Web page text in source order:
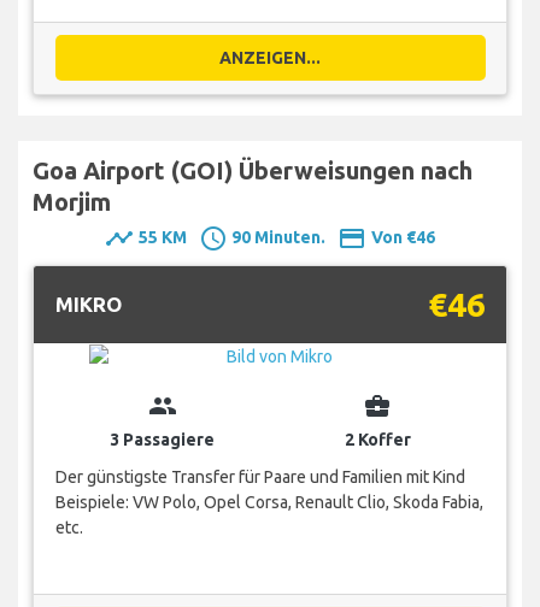
ANZEIGEN...
Goa Airport (GOI) Überweisungen nach
Morjim
timeline 55 KM schedule 90 Minuten. payment Von €46
MIKRO €46
group
3 Passagiere
business_center
2 Koffer
Der günstigste Transfer für Paare und Familien mit Kind
Beispiele: VW Polo, Opel Corsa, Renault Clio, Skoda Fabia,
etc.